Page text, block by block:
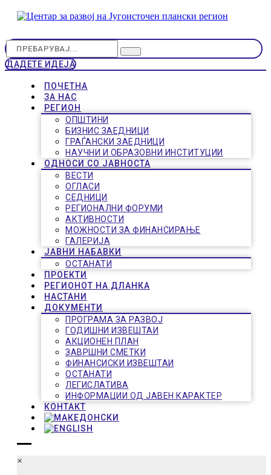
ДАДЕТЕ ИДЕЈА
ПОЧЕТНА
ЗА НАС
РЕГИОН
ОПШТИНИ
БИЗНИС ЗАЕДНИЦИ
ГРАЃАНСКИ ЗАЕДНИЦИ
НАУЧНИ И ОБРАЗОВНИ ИНСТИТУЦИИ
ОДНОСИ СО ЈАВНОСТА
ВЕСТИ
ОГЛАСИ
СЕДНИЦИ
РЕГИОНАЛНИ ФОРУМИ
АКТИВНОСТИ
МОЖНОСТИ ЗА ФИНАНСИРАЊЕ
ГАЛЕРИЈА
ЈАВНИ НАБАВКИ
ОСТАНАТИ
ПРОЕКТИ
РЕГИОНОТ НА ДЛАНКА
НАСТАНИ
ДОКУМЕНТИ
ПРОГРАМА ЗА РАЗВОЈ
ГОДИШНИ ИЗВЕШТАИ
АКЦИОНЕН ПЛАН
ЗАВРШНИ СМЕТКИ
ФИНАНСИСКИ ИЗВЕШТАИ
ОСТАНАТИ
ЛЕГИСЛАТИВА
ИНФОРМАЦИИ ОД ЈАВЕН КАРАКТЕР
КОНТАКТ
×